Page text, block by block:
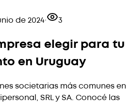
de 2024· 3
elegir para tu
en Uruguay
societarias más comunes en
SRL y SA. Conocé las